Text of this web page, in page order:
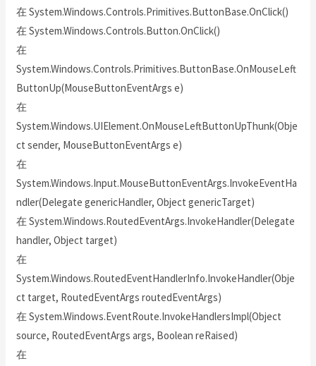
在 System.Windows.Controls.Primitives.ButtonBase.OnClick()
在 System.Windows.Controls.Button.OnClick()
在
System.Windows.Controls.Primitives.ButtonBase.OnMouseLeft
ButtonUp(MouseButtonEventArgs e)
在
System.Windows.UIElement.OnMouseLeftButtonUpThunk(Obje
ct sender, MouseButtonEventArgs e)
在
System.Windows.Input.MouseButtonEventArgs.InvokeEventHa
ndler(Delegate genericHandler, Object genericTarget)
在 System.Windows.RoutedEventArgs.InvokeHandler(Delegate
handler, Object target)
在
System.Windows.RoutedEventHandlerInfo.InvokeHandler(Obje
ct target, RoutedEventArgs routedEventArgs)
在 System.Windows.EventRoute.InvokeHandlersImpl(Object
source, RoutedEventArgs args, Boolean reRaised)
在